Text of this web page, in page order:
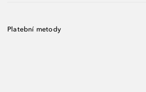
Platební metody